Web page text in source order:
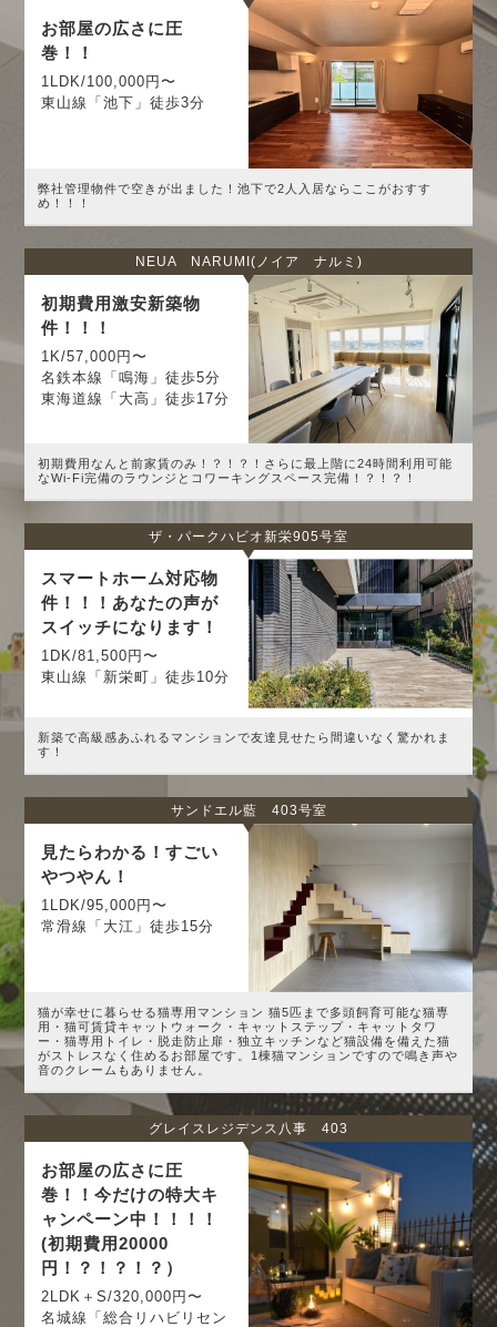
お部屋の広さに圧
巻！！
1LDK/100,000円〜
東山線「池下」徒歩3分
弊社管理物件で空きが出ました！池下で2人入居ならここがおすす
め！！！
NEUA NARUMI(ノイア ナルミ)
初期費用激安新築物
件！！！
1K/57,000円〜
名鉄本線「鳴海」徒歩5分
東海道線「大高」徒歩17分
初期費用なんと前家賃のみ！？！？！さらに最上階に24時間利用可能
なWi-Fi完備のラウンジとコワーキングスペース完備！？！？！
ザ・パークハビオ新栄905号室
スマートホーム対応物
件！！！あなたの声が
スイッチになります！
1DK/81,500円〜
東山線「新栄町」徒歩10分
新築で高級感あふれるマンションで友達見せたら間違いなく驚かれま
す！
サンドエル藍 403号室
見たらわかる！すごい
やつやん！
1LDK/95,000円〜
常滑線「大江」徒歩15分
猫が幸せに暮らせる猫専用マンション 猫5匹まで多頭飼育可能な猫専
用・猫可賃貸キャットウォーク・キャットステップ・キャットタワ
ー・猫専用トイレ・脱走防止扉・独立キッチンなど猫設備を備えた猫
がストレスなく住めるお部屋です。1棟猫マンションですので鳴き声や
音のクレームもありません。
グレイスレジデンス八事 403
お部屋の広さに圧
巻！！今だけの特大キ
ャンペーン中！！！！
(初期費用20000
円！？！？！？）
2LDK＋S/320,000円〜
名城線「総合リハビリセン